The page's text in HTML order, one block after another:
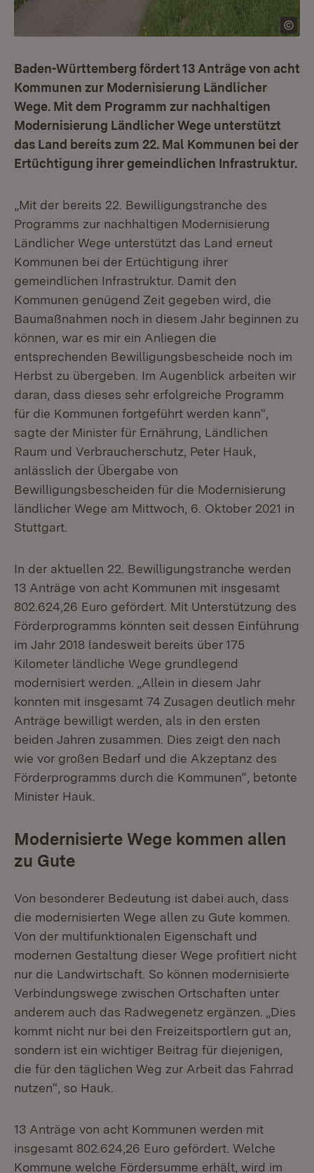
Baden-Württemberg fördert 13 Anträge von acht
Kommunen zur Modernisierung Ländlicher
Wege. Mit dem Programm zur nachhaltigen
Modernisierung Ländlicher Wege unterstützt
das Land bereits zum 22. Mal Kommunen bei der
Ertüchtigung ihrer gemeindlichen Infrastruktur.
„Mit der bereits 22. Bewilligungstranche des
Programms zur nachhaltigen Modernisierung
Ländlicher Wege unterstützt das Land erneut
Kommunen bei der Ertüchtigung ihrer
gemeindlichen Infrastruktur. Damit den
Kommunen genügend Zeit gegeben wird, die
Baumaßnahmen noch in diesem Jahr beginnen zu
können, war es mir ein Anliegen die
entsprechenden Bewilligungsbescheide noch im
Herbst zu übergeben. Im Augenblick arbeiten wir
daran, dass dieses sehr erfolgreiche Programm
für die Kommunen fortgeführt werden kann“,
sagte der Minister für Ernährung, Ländlichen
Raum und Verbraucherschutz, Peter Hauk,
anlässlich der Übergabe von
Bewilligungsbescheiden für die Modernisierung
ländlicher Wege am Mittwoch, 6. Oktober 2021 in
Stuttgart.
In der aktuellen 22. Bewilligungstranche werden
13 Anträge von acht Kommunen mit insgesamt
802.624,26 Euro gefördert. Mit Unterstützung des
Förderprogramms könnten seit dessen Einführung
im Jahr 2018 landesweit bereits über 175
Kilometer ländliche Wege grundlegend
modernisiert werden. „Allein in diesem Jahr
konnten mit insgesamt 74 Zusagen deutlich mehr
Anträge bewilligt werden, als in den ersten
beiden Jahren zusammen. Dies zeigt den nach
wie vor großen Bedarf und die Akzeptanz des
Förderprogramms durch die Kommunen“, betonte
Minister Hauk.
Modernisierte Wege kommen allen
zu Gute
Von besonderer Bedeutung ist dabei auch, dass
die modernisierten Wege allen zu Gute kommen.
Von der multifunktionalen Eigenschaft und
modernen Gestaltung dieser Wege profitiert nicht
nur die Landwirtschaft. So können modernisierte
Verbindungswege zwischen Ortschaften unter
anderem auch das Radwegenetz ergänzen. „Dies
kommt nicht nur bei den Freizeitsportlern gut an,
sondern ist ein wichtiger Beitrag für diejenigen,
die für den täglichen Weg zur Arbeit das Fahrrad
nutzen“, so Hauk.
13 Anträge von acht Kommunen werden mit
insgesamt 802.624,26 Euro gefördert. Welche
Kommune welche Fördersumme erhält, wird im